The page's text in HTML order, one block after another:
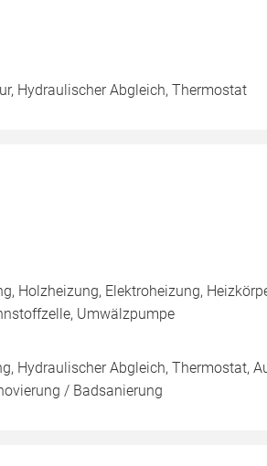
Hydraulischer Abgleich, Thermostat
Holzheizung, Elektroheizung,
Umwälzpumpe
Hydraulischer Abgleich, Thermostat,
/ Badsanierung